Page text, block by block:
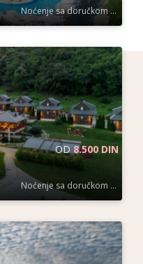
Noćenje sa doručkom po osobi
OD8.500 DIN
Noćenje sa doručkom po osobi